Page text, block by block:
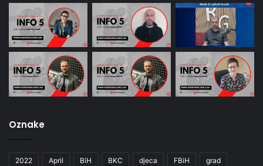
Oznake
2022 April BiH BKC djeca FBiH grad